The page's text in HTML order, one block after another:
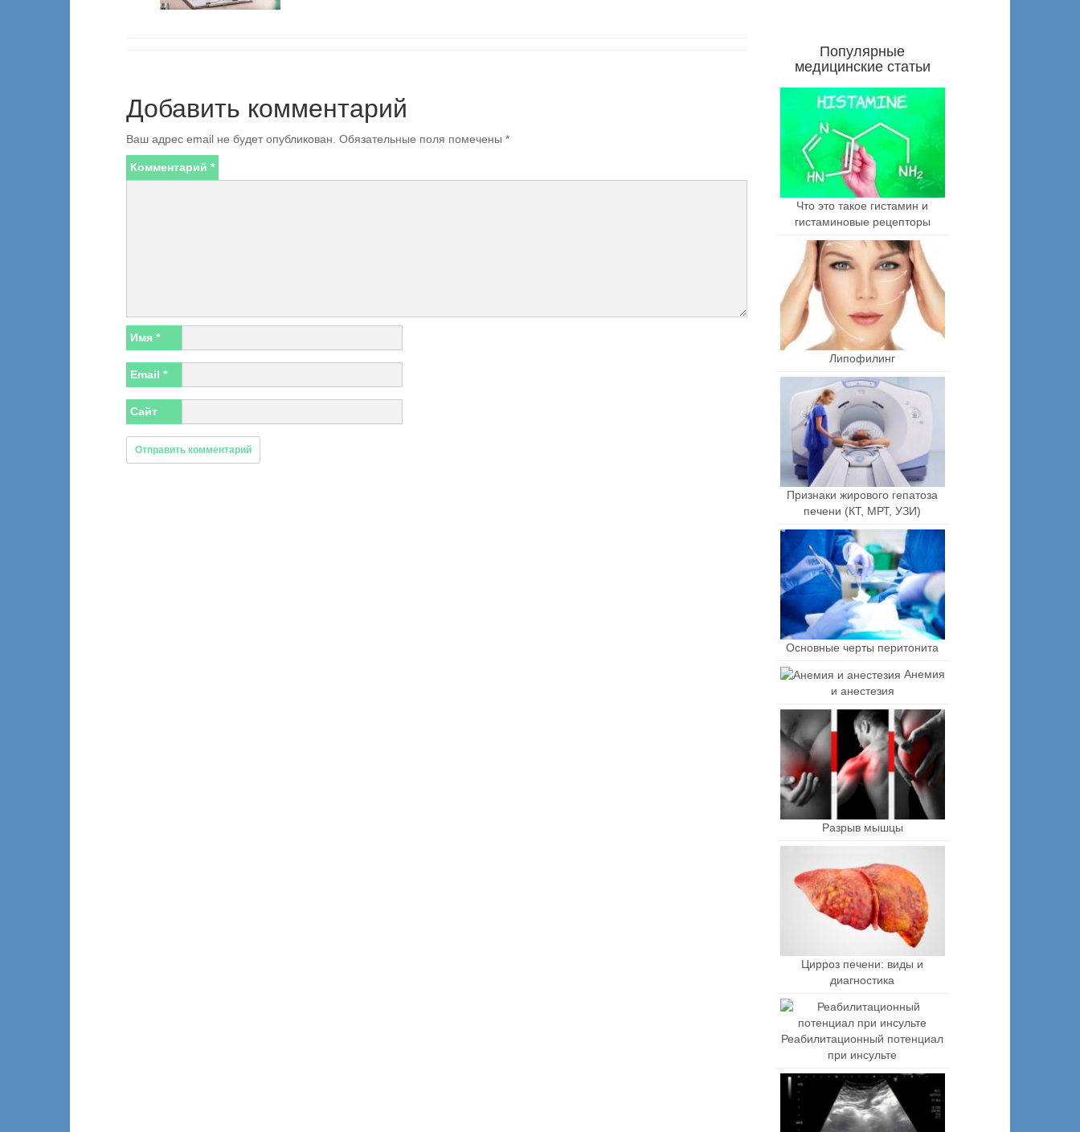
Добавить комментарий
Ваш адрес email не будет опубликован. Обязательные поля помечены *
Комментарий *
Имя *
Email *
Сайт
Популярные
медицинские статьи
Что это такое гистамин и
гистаминовые рецепторы
Липофилинг
Признаки жирового гепатоза
печени (КТ, МРТ, УЗИ)
Основные черты перитонита
Анемия
и анестезия
Разрыв мышцы
Цирроз печени: виды и
диагностика
Реабилитационный потенциал
при инсульте